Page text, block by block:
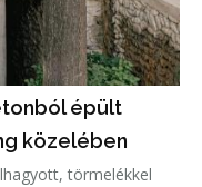
épült
közelében
törmelékkel